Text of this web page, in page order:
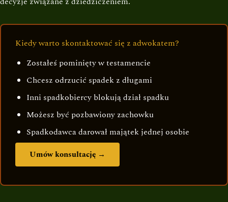
Kiedy warto skontaktować się z adwokatem?
Zostałeś pominięty w testamencie
Chcesz odrzucić spadek z długami
Inni spadkobiercy blokują dział spadku
Możesz być pozbawiony zachowku
Spadkodawca darował majątek jednej osobie
Umów konsultację →